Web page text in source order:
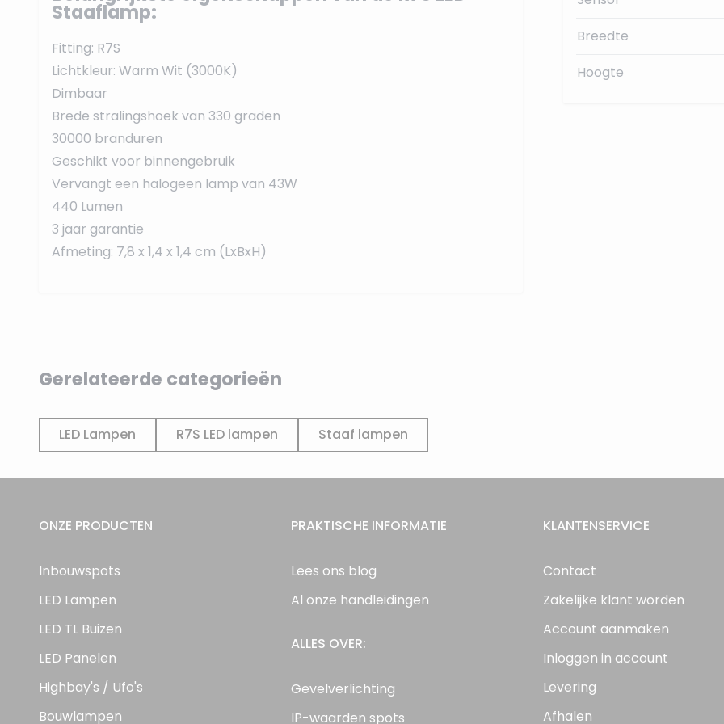
Staaflamp:
Fitting: R7S
Lichtkleur: Warm Wit (3000K)
Dimbaar
Brede stralingshoek van 330 graden
30000 branduren
Geschikt voor binnengebruik
Vervangt een halogeen lamp van 43W
440 Lumen
3 jaar garantie
Afmeting: 7,8 x 1,4 x 1,4 cm (LxBxH)
Breedte
Hoogte
Gerelateerde categorieën
LED Lampen R7S LED lampen Staaf lampen
ONZE PRODUCTEN
Inbouwspots
LED Lampen
LED TL Buizen
LED Panelen
Highbay's / Ufo's
Bouwlampen
PRAKTISCHE INFORMATIE
Lees ons blog
Al onze handleidingen
ALLES OVER:
Gevelverlichting
IP-waarden spots
KLANTENSERVICE
Contact
Zakelijke klant worden
Account aanmaken
Inloggen in account
Levering
Afhalen